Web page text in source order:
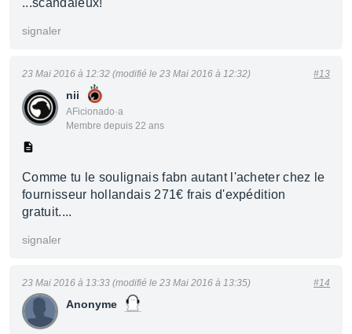
...scandaleux!
signaler
nii
AFicionado·a
Membre depuis 22 ans
23 Mai 2016 à 12:32 (modifié le 23 Mai 2016 à 12:32) #13
Comme tu le soulignais fabn autant l'acheter chez le
fournisseur hollandais 271€ frais d'expédition
gratuit....
signaler
Anonyme
23 Mai 2016 à 13:33 (modifié le 23 Mai 2016 à 13:35) #14